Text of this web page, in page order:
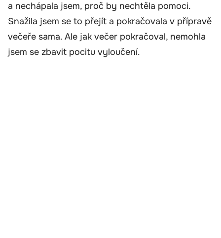
a nechápala jsem, proč by nechtěla pomoci.
Snažila jsem se to přejít a pokračovala v přípravě
večeře sama. Ale jak večer pokračoval, nemohla
jsem se zbavit pocitu vyloučení.